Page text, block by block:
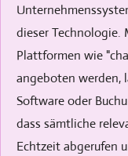
dieser Technologie.
Plattformen wie
angeboten werden,
Software oder
dass sämtliche
Echtzeit abgerufen